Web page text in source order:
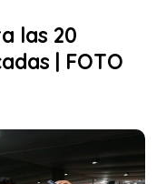
las 20
| FOTO